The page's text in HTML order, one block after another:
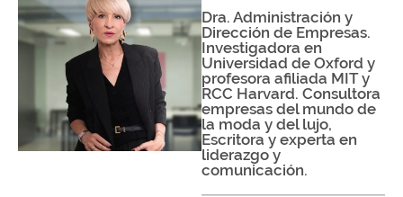
Dra. Administración y
Dirección de Empresas.
Investigadora en
Universidad de Oxford y
profesora afiliada MIT y
RCC Harvard. Consultora
empresas del mundo de
la moda y del lujo,
Escritora y experta en
liderazgo y
comunicación.